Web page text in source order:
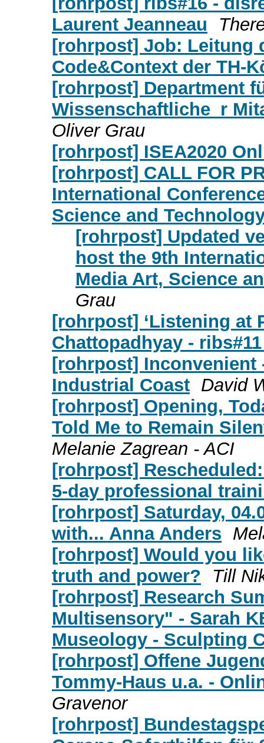
Laurent Jeanneau
[rohrpost] Job: Leitung
Code&Context der TH-
[rohrpost] Department
Wissenschaftliche_r
Oliver Grau
[rohrpost] ISEA2020
[rohrpost] CALL FOR
International
Science and
[rohrpost] Updated
host the 9th
Media Art, Science
Grau
[rohrpost] ‘Listening at
Chattopadhyay -
[rohrpost] Inconvenient
Industrial Coast David
[rohrpost] Opening,
Told Me to Remain
Melanie Zagrean - ACI
[rohrpost]
5-day professional
[rohrpost] Saturday,
with... Anna Anders
[rohrpost] Would you
truth and power?
Till
[rohrpost] Research
Multisensory" - Sarah
Museology - Sculpting
[rohrpost] Offene
Tommy-Haus u.a. -
Gravenor
[rohrpost]